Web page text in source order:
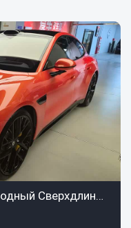
Xiaomi SU7 2024 Полноприводный Сверхдлинный запас хода Продвинутый автопилот Max